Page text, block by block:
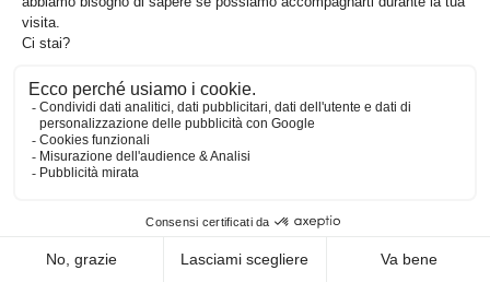
Contatto
CG Note legali
Protezione dei dati
Modifica le mie preferenze sui cookie